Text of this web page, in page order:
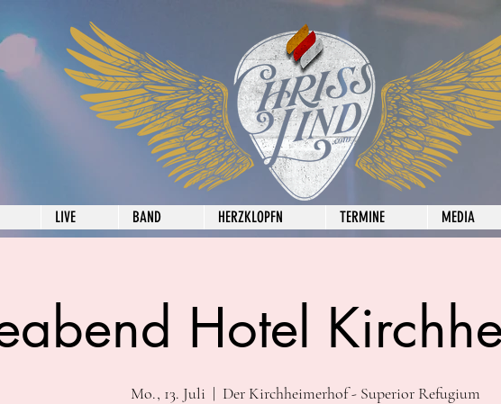
LIVE BAND HERZKLOPFN TERMINE MEDIA
Hotel
Mo., 13. Juli
  |
Der Kirchheimerhof - Superior Refugium